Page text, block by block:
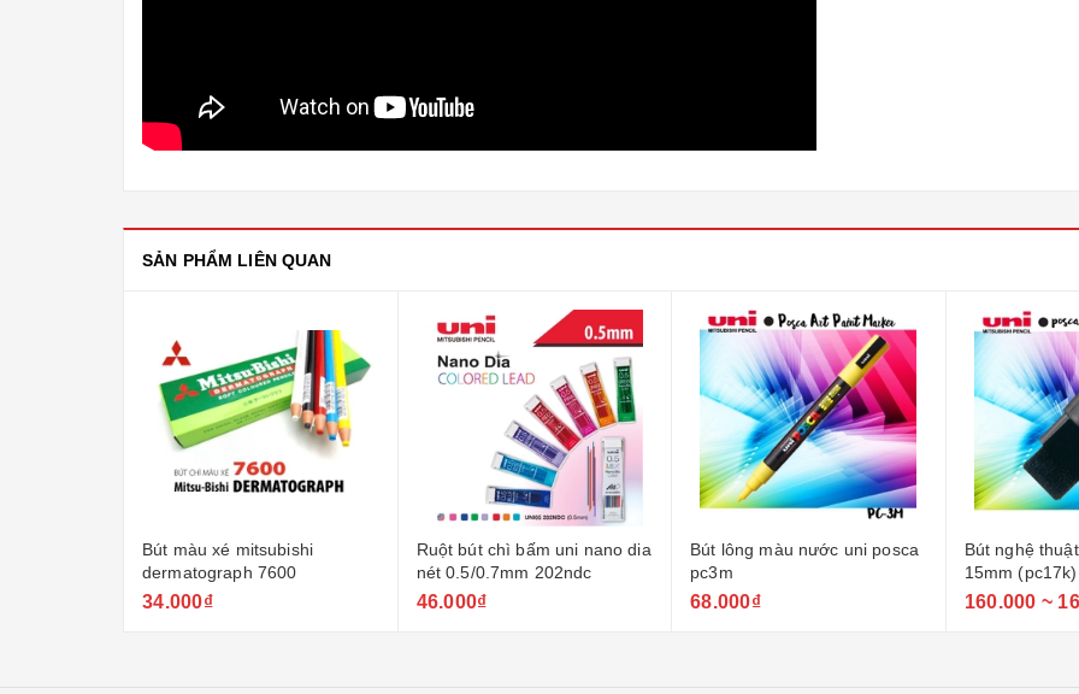
SẢN PHẨM LIÊN QUAN
Ruột bút chì bấm uni nano dia
nét 0.5/0.7mm 202ndc
46.000₫
Bút lông màu nước uni posca
pc3m
68.000₫
Bút nghệ thuật uni posca
15mm (pc17k)
160.000 ~ 160.001₫
Bút nghệ
pc1m nét
68.000₫